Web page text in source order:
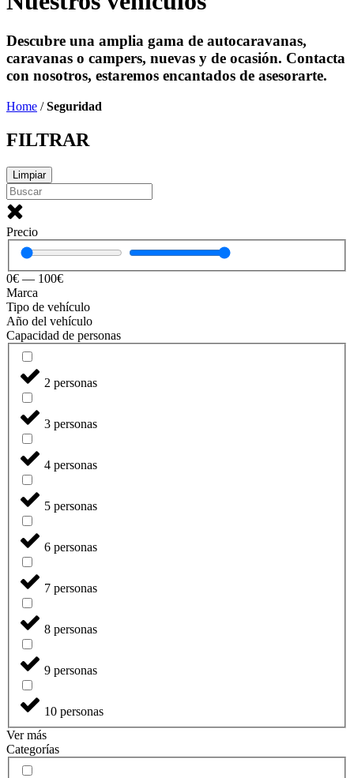
Descubre una amplia gama de autocaravanas,
caravanas o campers, nuevas y de ocasión. Contacta
con nosotros, estaremos encantados de asesorarte.
Home /Seguridad
FILTRAR
Limpiar
Precio
0€ — 100€
Marca
Tipo de vehículo
Año del vehículo
Capacidad de personas
2 personas
3 personas
4 personas
5 personas
6 personas
7 personas
8 personas
9 personas
10 personas
Ver más
Categorías